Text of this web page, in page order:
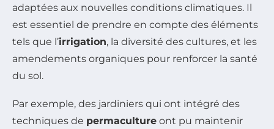
adaptées aux nouvelles conditions climatiques. Il
est essentiel de prendre en compte des éléments
tels que l’irrigation, la diversité des cultures, et les
amendements organiques pour renforcer la santé
du sol.
Par exemple, des jardiniers qui ont intégré des
techniques de permaculture ont pu maintenir